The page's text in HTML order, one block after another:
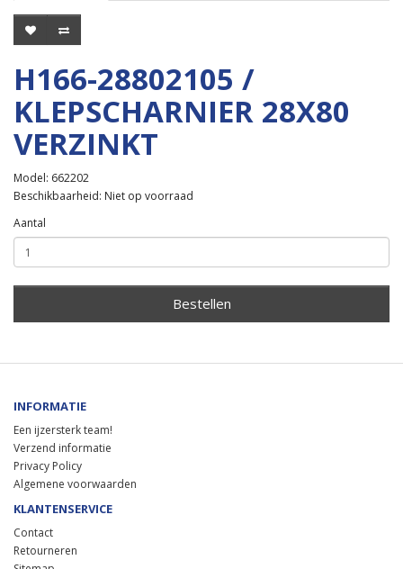
H166-28802105 /
KLEPSCHARNIER 28X80
VERZINKT
Model: 662202
Beschikbaarheid: Niet op voorraad
Aantal
Bestellen
INFORMATIE
Een ijzersterk team!
Verzend informatie
Privacy Policy
Algemene voorwaarden
KLANTENSERVICE
Contact
Retourneren